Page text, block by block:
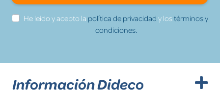
He leído y acepto la política de privacidad y lostérminos y
condiciones.
Información Dideco